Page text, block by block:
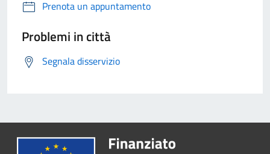
Prenota un appuntamento
Problemi in città
Segnala disservizio